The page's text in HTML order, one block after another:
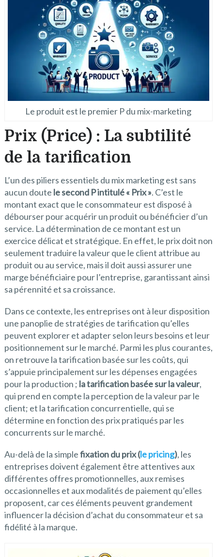
Le produit est le premier P du mix-marketing
Prix (Price) : La subtilité
de la tarification
L’un des piliers essentiels du mix marketing est sans
aucun doute le second P intitulé « Prix ». C’est le
montant exact que le consommateur est disposé à
débourser pour acquérir un produit ou bénéficier d’un
service. La détermination de ce montant est un
exercice délicat et stratégique. En effet, le prix doit non
seulement traduire la valeur que le client attribue au
produit ou au service, mais il doit aussi assurer une
marge bénéficiaire pour l’entreprise, garantissant ainsi
sa pérennité et sa croissance.
Dans ce contexte, les entreprises ont à leur disposition
une panoplie de stratégies de tarification qu’elles
peuvent explorer et adapter selon leurs besoins et leur
positionnement sur le marché. Parmi les plus courantes,
on retrouve la tarification basée sur les coûts, qui
s’appuie principalement sur les dépenses engagées
pour la production ; la tarification basée sur la valeur,
qui prend en compte la perception de la valeur par le
client; et la tarification concurrentielle, qui se
détermine en fonction des prix pratiqués par les
concurrents sur le marché.
Au-delà de la simplefixation du prix (le pricing), les
entreprises doivent également être attentives aux
différentes offres promotionnelles, aux remises
occasionnelles et aux modalités de paiement qu’elles
proposent, car ces éléments peuvent grandement
influencer la décision d’achat du consommateur et sa
fidélité à la marque.